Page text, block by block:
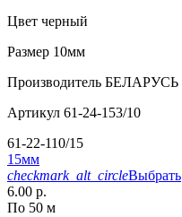
Цвет черный
Размер 10мм
Производитель БЕЛАРУСЬ
Артикул 61-24-153/10
61-22-110/15
15мм
checkmark_alt_circleВыбрать
6.00 р.
По 50 м